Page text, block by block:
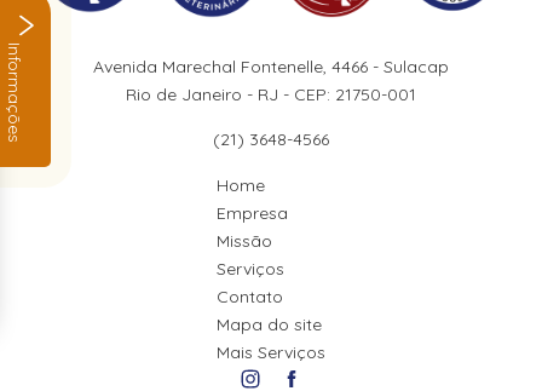
Avenida Marechal Fontenelle, 4466 - Sulacap
Rio de Janeiro - RJ - CEP: 21750-001
(21) 3648-4566
Home
Empresa
Missão
Serviços
Contato
Mapa do site
Mais Serviços
Informações